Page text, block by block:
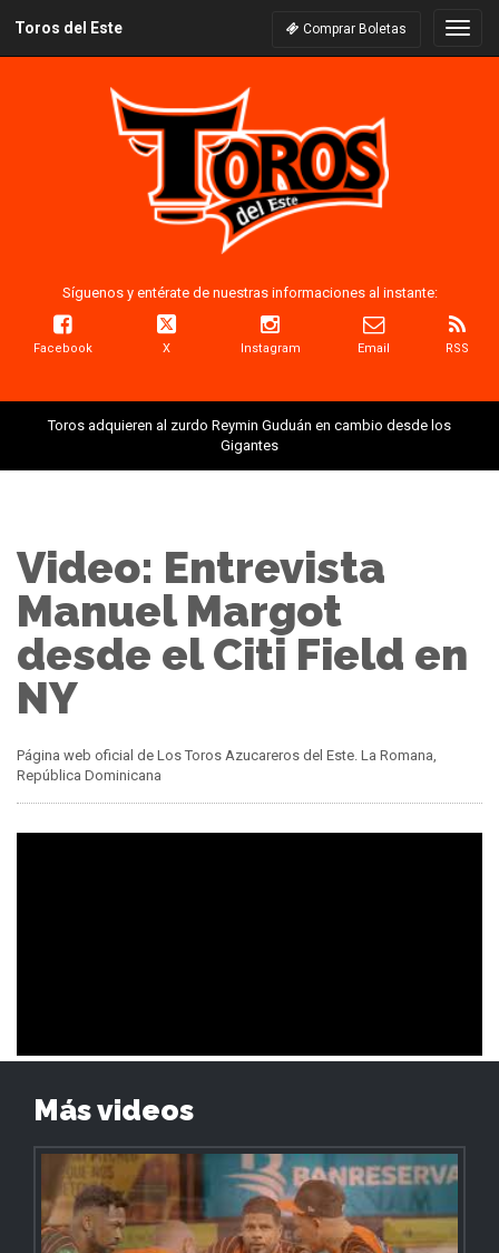
Toros del Este Comprar Boletas
Síguenos y entérate de nuestras informaciones al instante:
Facebook X Instagram Email RSS
Toros adquieren al zurdo Reymin Guduán en cambio desde los
Gigantes
Video: Entrevista
Manuel Margot
desde el Citi Field en
NY
Página web oficial de Los Toros Azucareros del Este. La Romana,
República Dominicana
Más videos